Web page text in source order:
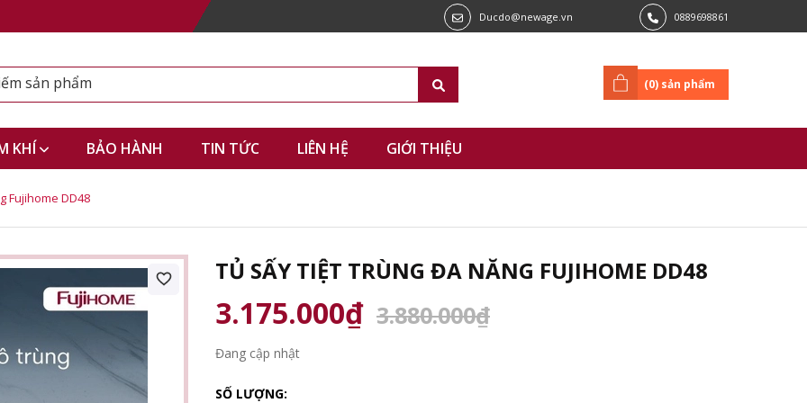
Ducdo@newage.vn 0889698861
(0) sản phẩm
KHÍ BẢO HÀNH TIN TỨC LIÊN HỆ GIỚI THIỆU
Fujihome DD48
TỦ SẤY TIỆT TRÙNG ĐA NĂNG FUJIHOME DD48
3.175.000₫ 3.880.000₫
Đang cập nhật
SỐ LƯỢNG: